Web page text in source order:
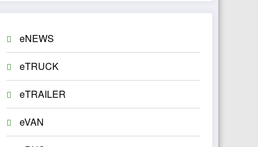
eNEWS
eTRUCK
eTRAILER
eVAN